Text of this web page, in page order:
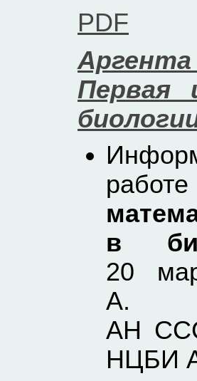
PDF
Первая
в
20
А.
АН
НЦБИ